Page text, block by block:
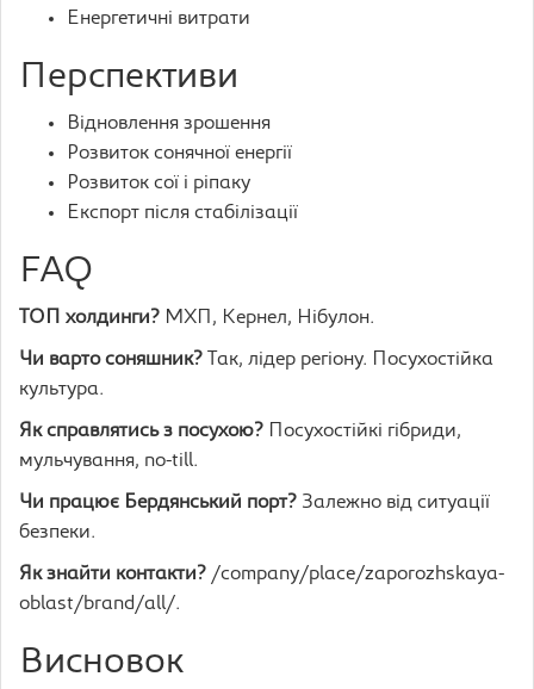
Енергетичні витрати
Перспективи
Відновлення зрошення
Розвиток сонячної енергії
Розвиток сої і ріпаку
Експорт після стабілізації
FAQ
ТОП холдинги? МХП, Кернел, Нібулон.
Чи варто соняшник? Так, лідер регіону. Посухостійка
культура.
Як справлятись з посухою? Посухостійкі гібриди,
мульчування, no-till.
Чи працює Бердянський порт? Залежно від ситуації
безпеки.
Як знайти контакти? /company/place/zaporozhskaya-
oblast/brand/all/.
Висновок